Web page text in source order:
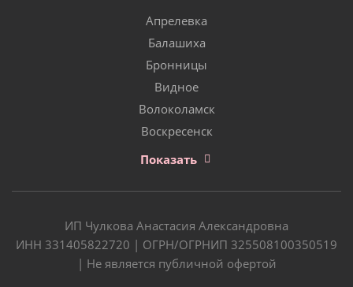
Апрелевка
Балашиха
Бронницы
Видное
Волоколамск
Воскресенск
Показать
ИП Чулкова Анастасия Александровна
ИНН 331405822720 | ОГРН/ОГРНИП 325508100350519
| Не является публичной офертой